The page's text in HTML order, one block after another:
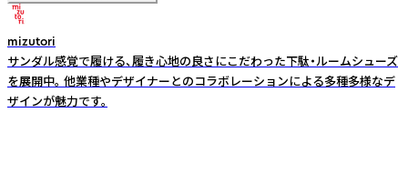
mizutori
サンダル感覚で履ける、履き心地の良さにこだわった下駄・ルームシューズ
を展開中。 他業種やデザイナーとのコラボレーションによる多種多様なデ
ザインが魅力です。